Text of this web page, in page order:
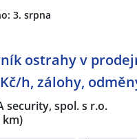
3. srpna
ostrahy v
h, zálohy,
security, spol. s r.o.
km)